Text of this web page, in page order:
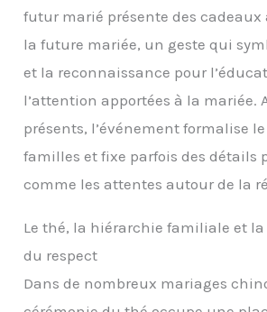
futur marié présente des cadeaux
la future mariée, un geste qui
et la reconnaissance pour
l’attention apportées à la mariée.
présents, l’événement formalise
familles et fixe parfois des détails
comme les attentes autour de la
Le thé, la hiérarchie familiale et la
du respect
Dans de nombreux mariages